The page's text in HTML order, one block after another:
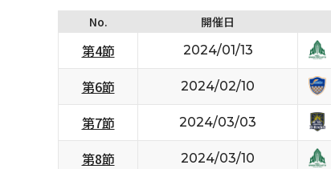
No. 開催日
第4節 2024/01/13
第6節 2024/02/10
第7節 2024/03/03
第8節 2024/03/10